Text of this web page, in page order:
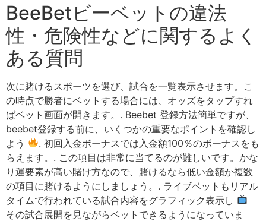
BeeBetビーベットの違法
性・危険性などに関するよく
ある質問
次に賭けるスポーツを選び、試合を一覧表示させます。こ
の時点で勝者にベットする場合には、オッズをタップすれ
ばベット画面が開きます。. Beebet 登録方法簡単ですが、
beebet登録する前に、いくつかの重要なポイントを確認し
よう
. 初回入金ボーナスでは入金額100％のボーナスをも
らえます。. この項目は非常に当てるのが難しいです。かな
り運要素が高い賭け方なので、賭けるなら低い金額か複数
の項目に賭けるようにしましょう。. ライブベットもリアル
タイムで行われている試合内容をグラフィック表示し
その試合展開を見ながらベットできるようになっていま